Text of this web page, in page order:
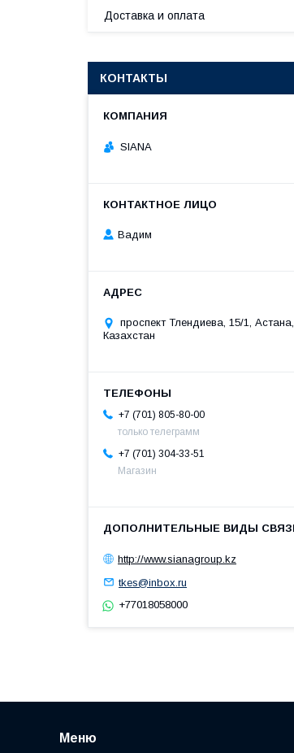
Доставка и оплата
КОНТАКТЫ
SIANA
Вадим
проспект Тлендиева, 15/1, Астана,
Казахстан
+7 (701) 805-80-00
только телеграмм
+7 (701) 304-33-51
Магазин
http://www.sianagroup.kz
tkes@inbox.ru
+77018058000
Меню